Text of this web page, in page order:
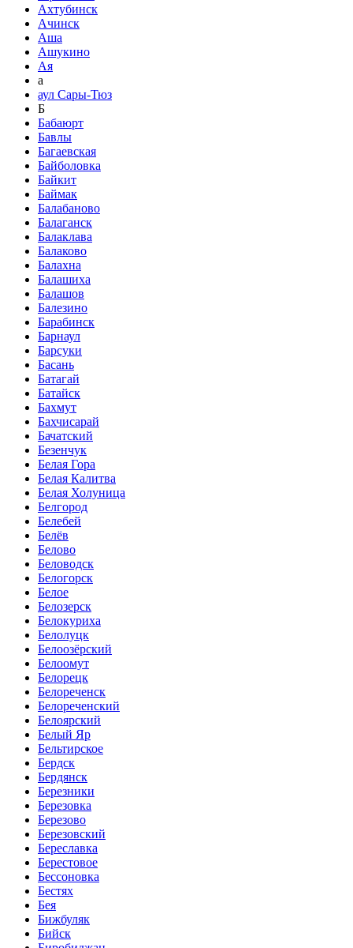
Ахтубинск
Ачинск
Аша
Ашукино
Ая
а
аул Сары-Тюз
Б
Бабаюрт
Бавлы
Багаевская
Байболовка
Байкит
Баймак
Балабаново
Балаганск
Балаклава
Балаково
Балахна
Балашиха
Балашов
Балезино
Барабинск
Барнаул
Барсуки
Басань
Батагай
Батайск
Бахмут
Бахчисарай
Бачатский
Безенчук
Белая Гора
Белая Калитва
Белая Холуница
Белгород
Белебей
Белёв
Белово
Беловодск
Белогорск
Белое
Белозерск
Белокуриха
Белолуцк
Белоозёрский
Белоомут
Белорецк
Белореченск
Белореченский
Белоярский
Белый Яр
Бельтирское
Бердск
Бердянск
Березники
Березовка
Березово
Березовский
Береславка
Берестовое
Бессоновка
Бестях
Бея
Бижбуляк
Бийск